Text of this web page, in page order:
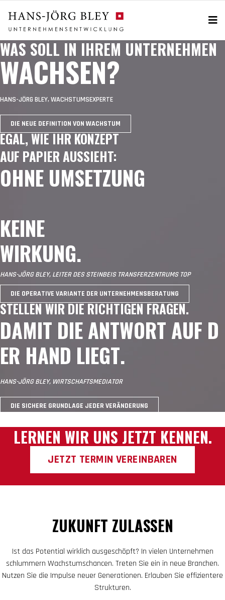
WAS SOLL IN IHREM UNTERNEHMEN
WACHSEN?
HANS-JÖRG BLEY, WACHSTUMSEXPERTE
DIE NEUE DEFINITION VON WACHSTUM
EGAL, WIE IHR KONZEPT
AUF PAPIER AUSSIEHT:
OHNE UMSETZUNG
KEINE
WIRKUNG.
HANS-JÖRG BLEY, LEITER DES STEINBEIS TRANSFERZENTRUMS TOP
DIE OPERATIVE VARIANTE DER UNTERNEHMENSBERATUNG
STELLEN WIR DIE RICHTIGEN FRAGEN.
DAMIT DIEANTWORT AUF D
ER HAND LIEGT.
HANS-JÖRG BLEY, WIRTSCHAFTSMEDIATOR
DIE SICHERE GRUNDLAGE JEDER VERÄNDERUNG
LERNEN WIR UNS JETZT KENNEN.
JETZT TERMIN VEREINBAREN
ZUKUNFT ZULASSEN
Ist das Potential wirklich ausgeschöpft? In vielen Unternehmen
schlummern Wachstumschancen. Treten Sie ein in neue Branchen.
Nutzen Sie die Impulse neuer Generationen. Erlauben Sie effizientere
Strukturen.